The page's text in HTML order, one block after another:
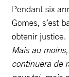
Pendant six
Gomes, s’est
obtenir justice.
Mais au
continuera de